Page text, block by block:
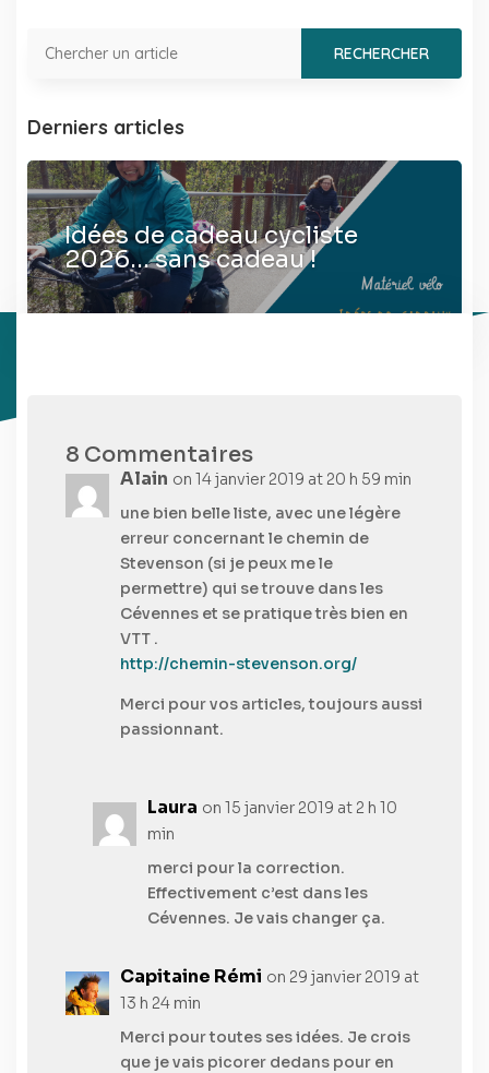
Derniers articles
Idées de cadeau cycliste
2026… sans cadeau !
8 Commentaires
Alain on 14 janvier 2019 at 20 h 59 min
une bien belle liste, avec une légère
erreur concernant le chemin de
Stevenson (si je peux me le
permettre) qui se trouve dans les
Cévennes et se pratique très bien en
VTT .
http://chemin-stevenson.org/
Merci pour vos articles, toujours aussi
passionnant.
Laura on 15 janvier 2019 at 2 h 10
min
merci pour la correction.
Effectivement c’est dans les
Cévennes. Je vais changer ça.
Capitaine Rémi on 29 janvier 2019 at
13 h 24 min
Merci pour toutes ses idées. Je crois
que je vais picorer dedans pour en